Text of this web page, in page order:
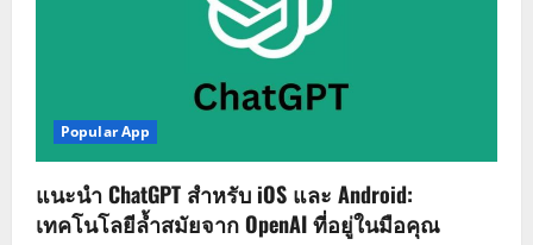
Popular App
แนะนำ ChatGPT สำหรับ iOS และ Android:
เทคโนโลยีล้ำสมัยจาก OpenAI ที่อยู่ในมือคุณ